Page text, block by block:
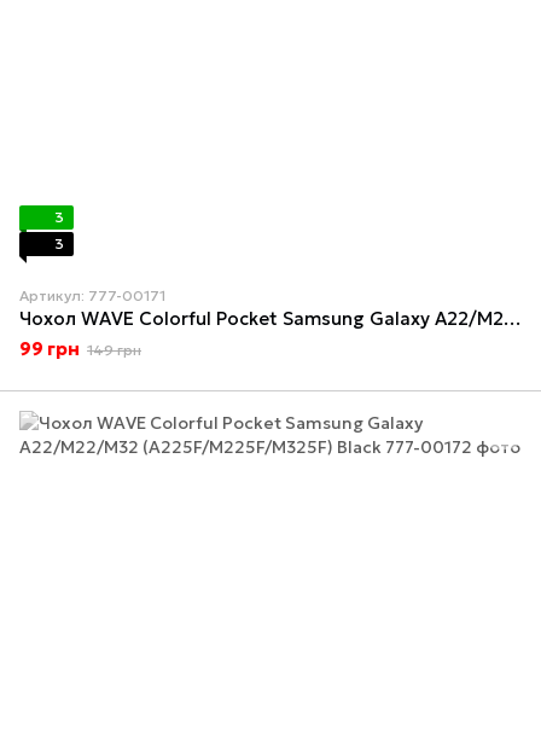
3
3
Артикул: 777-00171
Чохол WAVE Colorful Pocket Samsung Galaxy A22/M22/M32 (A225F/M225F/M325F) Dark Green
99 грн 149 грн